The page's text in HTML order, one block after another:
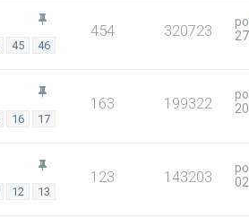
45 46
454 320723
16 17
163 199322
12 13
123 143203